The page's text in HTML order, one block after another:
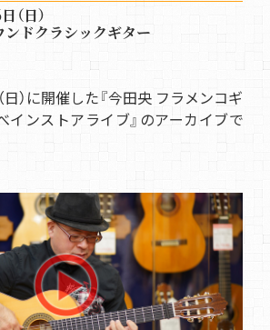
日）
ドクラシックギター
）に開催した『今田央 フラメンコギ
インストアライブ』のアーカイブで